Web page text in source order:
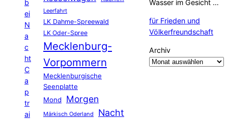
b
ei
N
a
c
ht
C
a
p
tr
ai
Leerfahrt
LK Dahme-Spreewald
LK Oder-Spree
Mecklenburg-
Vorpommern
Mecklenburgische
Seenplatte
Mond
Morgen
Märkisch Oderland Nacht
Wasser im Gesicht …
für Frieden und
Völkerfreundschaft
Archiv